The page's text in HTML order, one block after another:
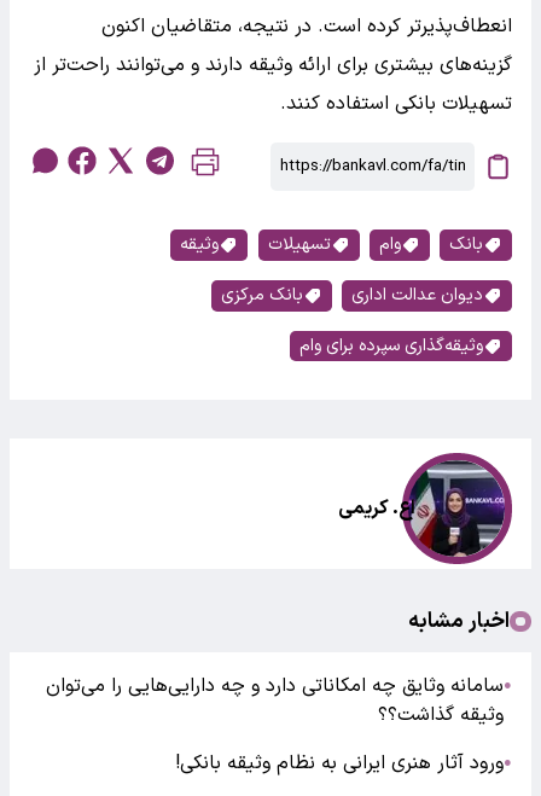
انعطاف‌پذیرتر کرده است. در نتیجه، متقاضیان اکنون
گزینه‌های بیشتری برای ارائه وثیقه دارند و می‌توانند راحت‌تر از
تسهیلات بانکی استفاده کنند.
بانک وام تسهیلات
وثیقه
دیوان عدالت اداری
بانک مرکزی
وثیقه‌گذاری سپرده برای وام‌
اع. کریمی
اخبار مشابه
●سامانه وثایق چه امکاناتی دارد و چه دارایی‌هایی را می‌توان
وثیقه گذاشت؟؟
●ورود آثار هنری ایرانی به نظام وثیقه بانکی!